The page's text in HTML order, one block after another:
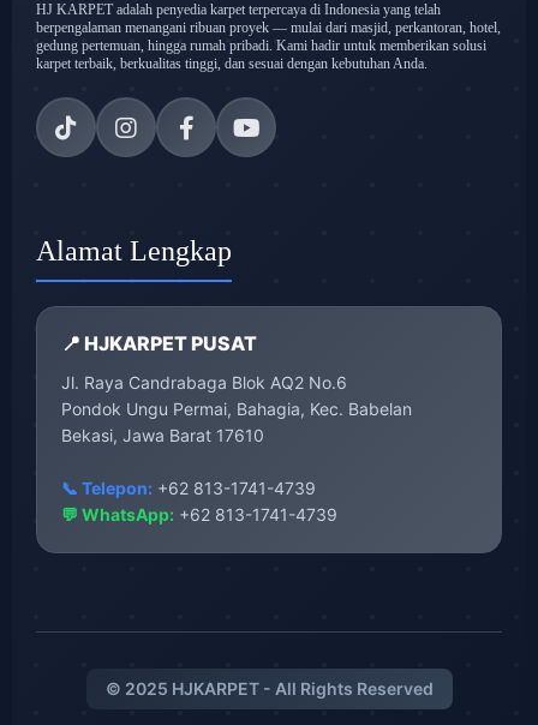
HJ KARPET adalah penyedia karpet terpercaya di Indonesia yang telah
berpengalaman menangani ribuan proyek — mulai dari masjid, perkantoran, hotel,
gedung pertemuan, hingga rumah pribadi. Kami hadir untuk memberikan solusi
karpet terbaik, berkualitas tinggi, dan sesuai dengan kebutuhan Anda.
Alamat Lengkap
📍 HJKARPET PUSAT
Jl. Raya Candrabaga Blok AQ2 No.6
Pondok Ungu Permai, Bahagia, Kec. Babelan
Bekasi, Jawa Barat 17610
📞 Telepon: +62 813-1741-4739
💬 WhatsApp: +62 813-1741-4739
© 2025 HJKARPET - All Rights Reserved